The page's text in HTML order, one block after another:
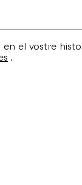
el vostre
.